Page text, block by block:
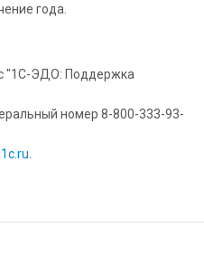
года.
"1С-ЭДО: Поддержка
номер 8-800-333-93-